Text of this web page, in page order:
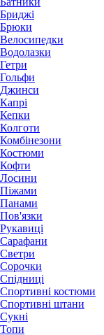
Бриджі
Брюки
Велосипедки
Водолазки
Гетри
Гольфи
Джинси
Капрі
Кепки
Колготи
Комбінезони
Костюми
Кофти
Лосини
Піжами
Панами
Пов'язки
Рукавиці
Сарафани
Светри
Сорочки
Спідниці
Спортивні костюми
Спортивні штани
Сукні
Топи